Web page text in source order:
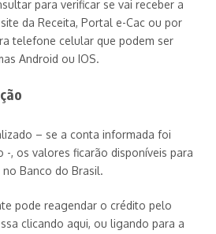
para verificar se vai receber a
da Receita, Portal e-Cac ou por
telefone celular que podem ser
Android ou IOS.
– se a conta informada foi
-, os valores ficarão disponíveis para
Banco do Brasil.
pode reagendar o crédito pelo
clicando aqui, ou ligando para a